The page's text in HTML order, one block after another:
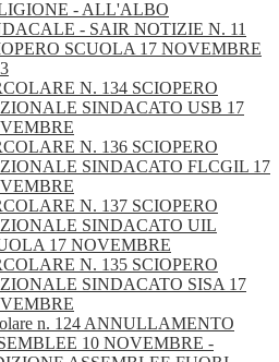
- ALL'ALBO
- SAIR NOTIZIE N. 11
SCUOLA 17 NOVEMBRE
N. 134 SCIOPERO
SINDACATO USB 17
N. 136 SCIOPERO
SINDACATO FLCGIL 17
N. 137 SCIOPERO
SINDACATO UIL
17 NOVEMBRE
N. 135 SCIOPERO
SINDACATO SISA 17
n. 124 ANNULLAMENTO
10 NOVEMBRE -